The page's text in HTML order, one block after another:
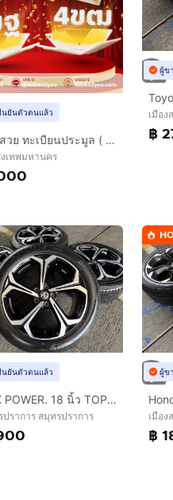
ยันตัวตนแล้ว
ทะเบียนสวย ทะเบียนประมูล ( เลขสวย กราฟฟิก 4ขฐ 4ขฒ ) ทะเบียนรถยนต์ ทะเบียนมงคล ทะเบียนผลรวมดี ทะเบียนทูยู ทะเบียนราคาถูก เลขมงคล มีหน้าร้าน ถ
เทพมหานคร
ผู้ข
เมือง
฿
ยันตัวตนแล้ว
MG 4. X POWER. 18 นิ้ว TOP🔥
ปราการ สมุทรปราการ
ผู้ข
เมือง
฿